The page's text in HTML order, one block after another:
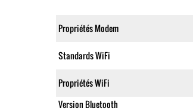
Propriétés Modem
Standards WiFi
Propriétés WiFi
Version Bluetooth